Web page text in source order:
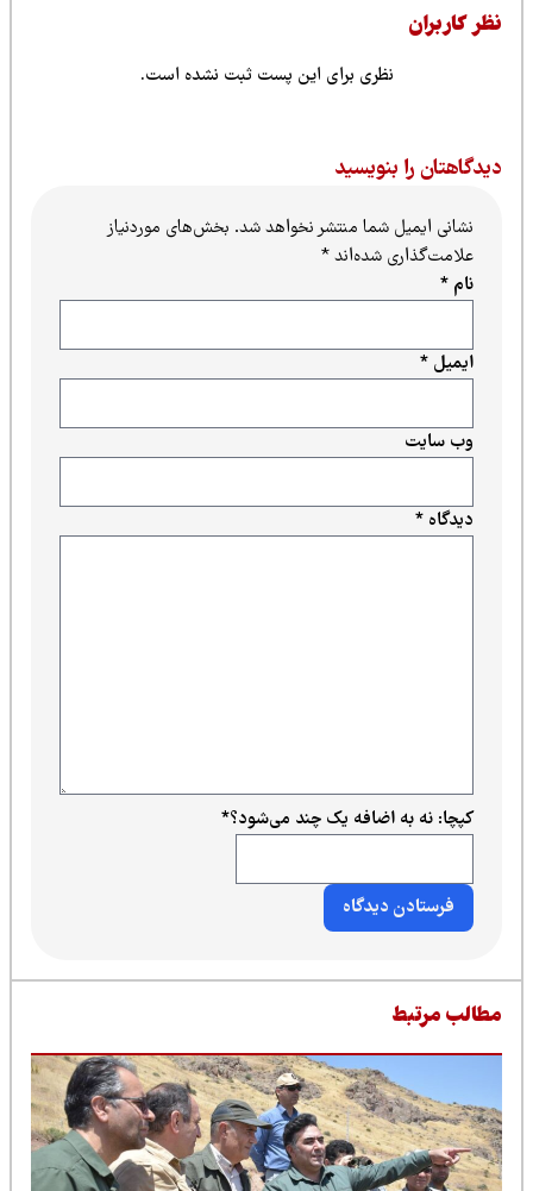
کاربران
نظری برای این پست ثبت نشده است.
را بنویسید
نشانی ایمیل شما منتشر نخواهد شد.بخش‌های موردنیاز
علامت‌گذاری شده‌اند*
دیدگاه*
ایمیل*
وب‌ سایت
کپچا: نه به اضافه یک چند می‌شود؟*
مرتبط